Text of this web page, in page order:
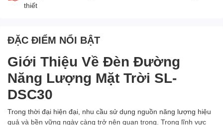
thiết
ĐẶC ĐIỂM NỔI BẬT
Giới Thiệu Về Đèn Đường
Năng Lượng Mặt Trời SL-
DSC30
Trong thời đại hiện đại, nhu cầu sử dụng nguồn năng lượng hiệu
quả và bền vững ngày càng trở nên quan trọng. Trong lĩnh vực